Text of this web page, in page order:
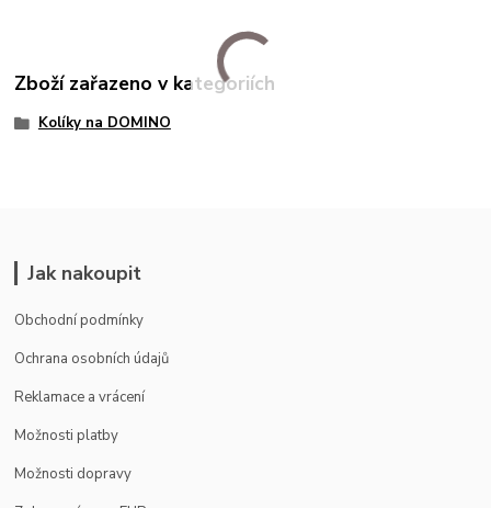
Zboží zařazeno v kategoriích
Kolíky na DOMINO
Jak nakoupit
Obchodní podmínky
Ochrana osobních údajů
Reklamace a vrácení
Možnosti platby
Možnosti dopravy